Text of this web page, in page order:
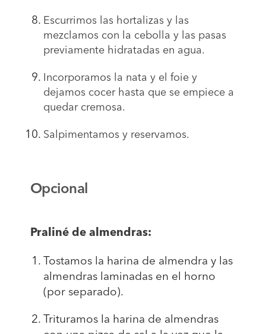
Escurrimos las hortalizas y las
mezclamos con la cebolla y las pasas
previamente hidratadas en agua.
Incorporamos la nata y el foie y
dejamos cocer hasta que se empiece a
quedar cremosa.
Salpimentamos y reservamos.
Opcional
Praliné de almendras:
Tostamos la harina de almendra y las
almendras laminadas en el horno
(por separado).
Trituramos la harina de almendras